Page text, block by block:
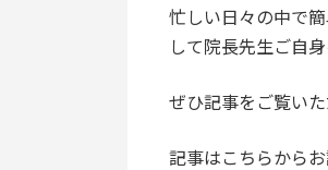
忙しい日々の中で
して院長先生ご自身
ぜひ記事をご覧い
記事はこちらからお